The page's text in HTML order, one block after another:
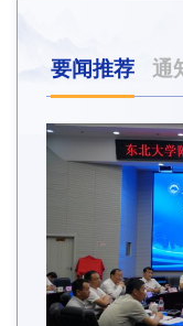
要闻推荐 通